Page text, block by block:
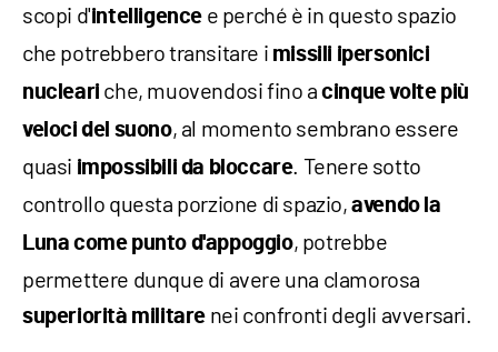
scopi d'intelligence e perché è in questo spazio
che potrebbero transitare i missili ipersonici
nucleari che, muovendosi fino acinque volte più
veloci del suono, al momento sembrano essere
quasi impossibili da bloccare. Tenere sotto
controllo questa porzione di spazio,avendo la
Luna come punto d'appoggio, potrebbe
permettere dunque di avere una clamorosa
superiorità militare nei confronti degli avversari.